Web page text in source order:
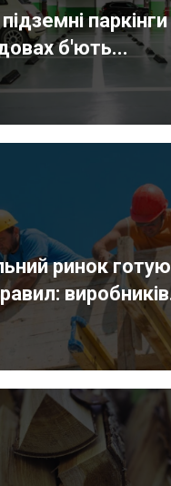
паркінги
б'ють...
ринок